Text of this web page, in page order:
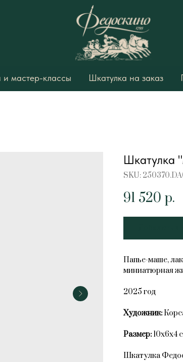
и мастер-классы Шкатулка на заказ
Шкатулка
SKU:
91 520 р.
Папье-маше,
миниатюрная
2025 год
Художник:
Размер: 10х6х4
Шкатулка